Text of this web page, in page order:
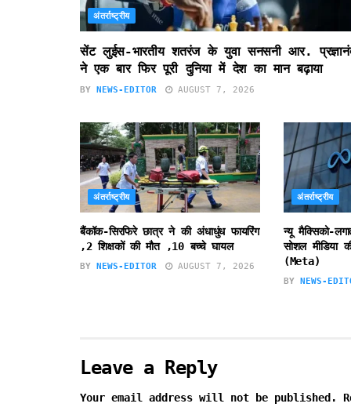
अंतर्राष्ट्रीय
सेंट लुईस-भारतीय शतरंज के युवा सनसनी आर.
ने एक बार फिर पूरी दुनिया में देश का मान बढ़ाया
BY NEWS-EDITOR AUGUST 7, 2026
अंतर्राष्ट्रीय
बैंकॉक-सिरफिरे छात्र ने की अंधाधुंध फायरिंग
,2 शिक्षकों की मौत ,10 बच्चे घायल
BY NEWS-EDITOR AUGUST 7, 2026
अंतर्राष्ट्रीय
न्यू मैक्सिको-
सोशल मीडिया
(Meta)
BY NEWS-
Leave a Reply
Your email address will not be published.